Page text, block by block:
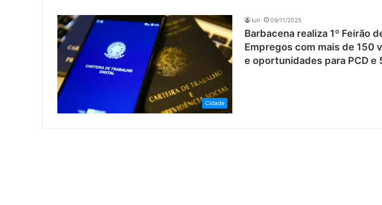
Cidade
Iuri 09/11/2025
Barbacena realiza 1º Feirão
Empregos com mais de 150
e oportunidades para PCD e